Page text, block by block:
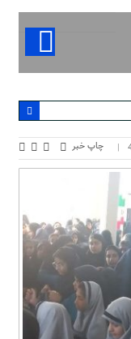
چاپ خبر